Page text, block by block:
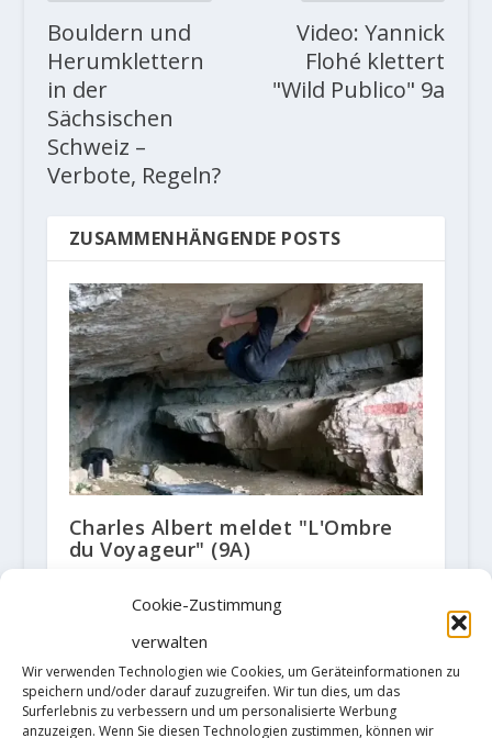
Cookie-Zustimmung
verwalten
Wir verwenden Technologien wie Cookies, um Geräteinformationen zu
speichern und/oder darauf zuzugreifen. Wir tun dies, um das
Surferlebnis zu verbessern und um personalisierte Werbung
anzuzeigen. Wenn Sie diesen Technologien zustimmen, können wir
Bouldern und
Herumklettern
in der
Sächsischen
Schweiz –
Verbote, Regeln?
Video: Yannick
Flohé klettert
"Wild Publico" 9a
ZUSAMMENHÄNGENDE POSTS
Charles Albert meldet "L'Ombre
du Voyageur" (9A)